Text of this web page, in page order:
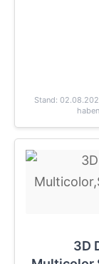
Stand:
3D